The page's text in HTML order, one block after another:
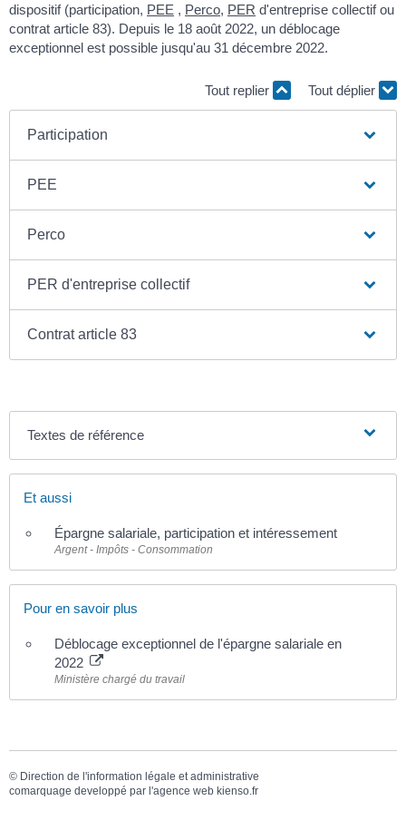
dispositif (participation, PEE , Perco, PER d'entreprise collectif ou
contrat article 83). Depuis le 18 août 2022, un déblocage
exceptionnel est possible jusqu'au 31 décembre 2022.
Tout replier Tout déplier
Participation
PEE
Perco
PER d'entreprise collectif
Contrat article 83
Textes de référence
Et aussi
Épargne salariale, participation et intéressement
Argent - Impôts - Consommation
Pour en savoir plus
Déblocage exceptionnel de l'épargne salariale en
2022
Ministère chargé du travail
© Direction de l'information légale et administrative
comarquage developpé par l'agence web kienso.fr